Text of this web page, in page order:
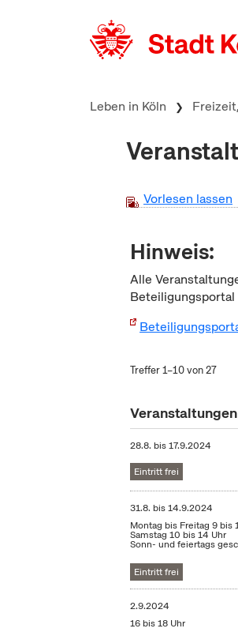
Leben in Köln
Vorlesen lassen
Hinweis:
Alle
Beteiligungsportal
Treffer 1–10 von 27
28.8. bis17.9.2024
Eintritt frei
31.8. bis14.9.2024
Montag bis Freitag 9 bis
Samstag 10 bis 14 Uhr
Sonn- und feiertags
Eintritt frei
2.9.2024
16 bis 18 Uhr